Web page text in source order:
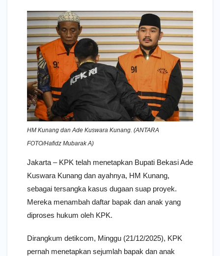
HM Kunang dan Ade Kuswara Kunang. (ANTARA
FOTO/Hafidz Mubarak A)
Jakarta – KPK telah menetapkan Bupati Bekasi Ade
Kuswara Kunang dan ayahnya, HM Kunang,
sebagai tersangka kasus dugaan suap proyek.
Mereka menambah daftar bapak dan anak yang
diproses hukum oleh KPK.
Dirangkum detikcom, Minggu (21/12/2025), KPK
pernah menetapkan sejumlah bapak dan anak